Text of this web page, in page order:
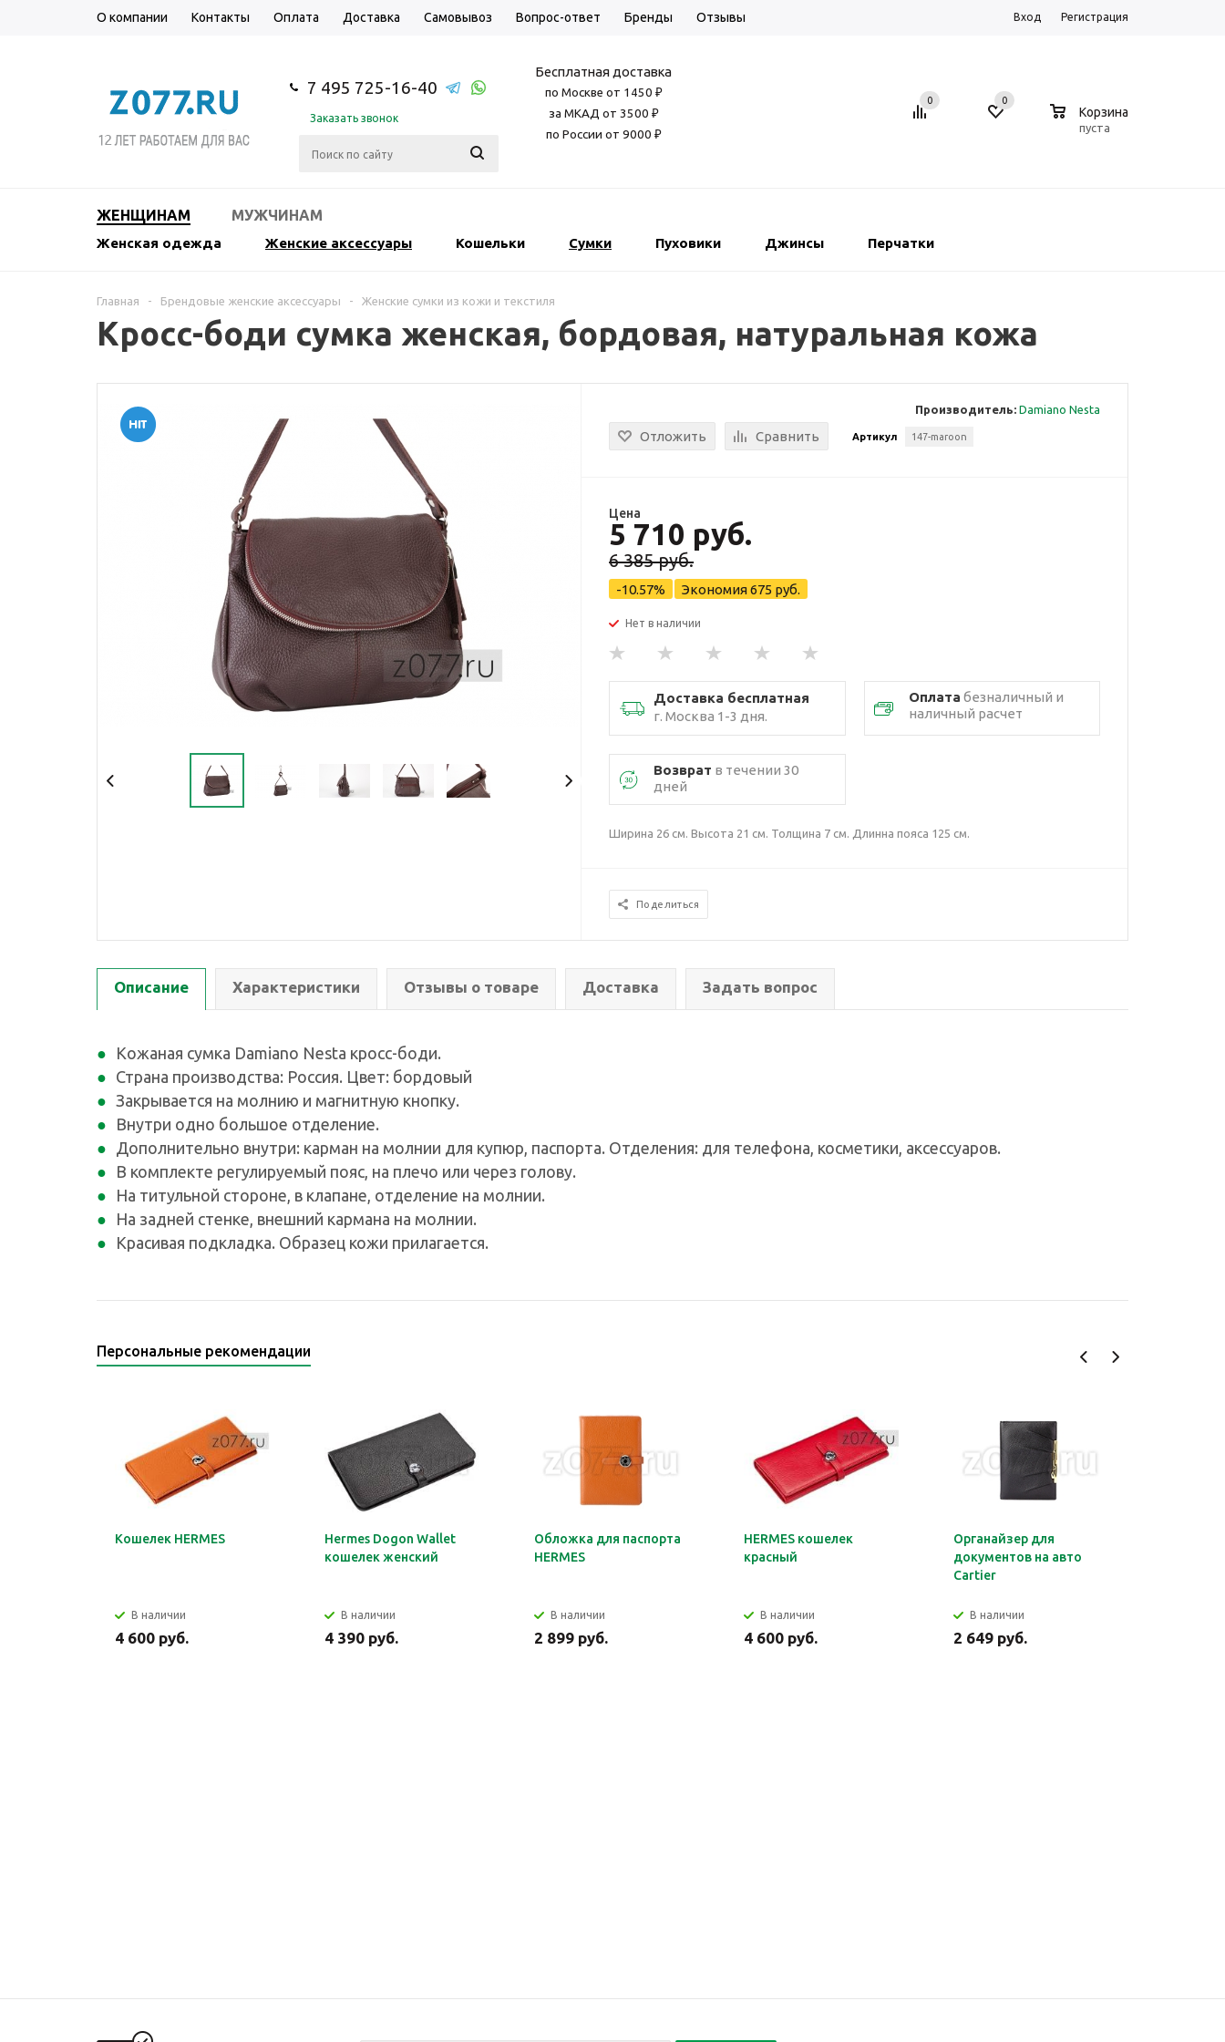
О компании Контакты Оплата Доставка Самовывоз Вопрос-ответ Бренды Отзывы Вход Регистрация
7 495 725-16-40
Заказать звонок
Бесплатная доставка
по Москве от 1450 ₽
за МКАД от 3500 ₽
по России от 9000 ₽
0 0
Корзина
пуста
ЖЕНЩИНАМ МУЖЧИНАМ
Женская одежда Женские аксессуары Кошельки Сумки Пуховики Джинсы Перчатки
Главная - Брендовые женские аксессуары - Женские сумки из кожи и текстиля
Кросс-боди сумка женская, бордовая, натуральная кожа
Производитель: Damiano Nesta
Отложить Сравнить Артикул 147-maroon
Цена
5 710 руб.
6 385 руб.
-10.57% Экономия675 руб.
Нет в наличии
Доставка бесплатная
г. Москва 1-3 дня.
Оплата безналичный и
наличный расчет
Возврат в течении 30
дней
Ширина 26 см. Высота 21 см. Толщина 7 см. Длинна пояса 125 см.
Поделиться
Описание Характеристики Отзывы о товаре Доставка Задать вопрос
Кожаная сумка Damiano Nesta кросс-боди.
Страна производства: Россия. Цвет: бордовый
Закрывается на молнию и магнитную кнопку.
Внутри одно большое отделение.
Дополнительно внутри: карман на молнии для купюр, паспорта. Отделения: для телефона, косметики, аксессуаров.
В комплекте регулируемый пояс, на плечо или через голову.
На титульной стороне, в клапане, отделение на молнии.
На задней стенке, внешний кармана на молнии.
Красивая подкладка. Образец кожи прилагается.
Персональные рекомендации
Кошелек HERMES
В наличии
4 600 руб.
Hermes Dogon Wallet
кошелек женский
В наличии
4 390 руб.
Обложка для паспорта
HERMES
В наличии
2 899 руб.
HERMES кошелек
красный
В наличии
4 600 руб.
Органайзер для
документов на авто
Cartier
В наличии
2 649 руб.